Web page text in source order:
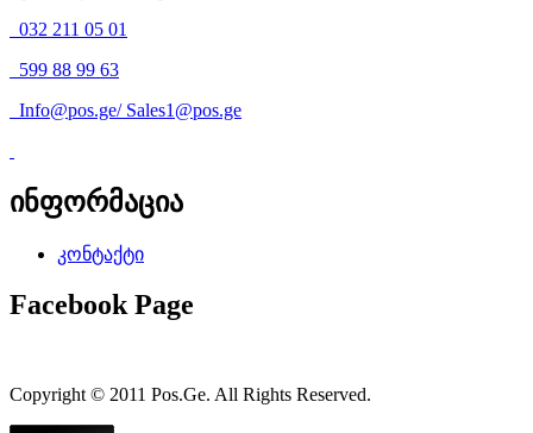
032 211 05 01
599 88 99 63
Info@pos.ge/ Sales1@pos.ge
ინფორმაცია
კონტაქტი
Facebook Page
Copyright © 2011 Pos.Ge. All Rights Reserved.